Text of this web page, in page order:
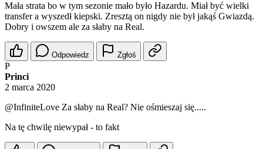
Mała strata bo w tym sezonie mało było Hazardu. Miał być wielki
transfer a wyszedł kiepski. Zresztą on nigdy nie był jakąś Gwiazdą.
Dobry i owszem ale za słaby na Real.
Odpowiedz Zgłoś
P
Princi
2 marca 2020
@InfiniteLove Za słaby na Real? Nie ośmieszaj się.....
Na tę chwilę niewypał - to fakt